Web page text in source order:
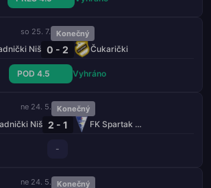
so 25. 7. Konečný
Niš 0 - 2 Čukarički
POD 4.5 Vyhráno
ne 24. 5. Konečný
Niš 2 - 1 FK Spartak Zrdrecepva KRV
-
ne 24. 5. Konečný